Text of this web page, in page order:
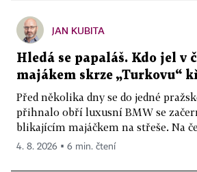
JAN KUBITA
Hledá se papaláš. Kdo jel v
majákem skrze „Turkovu“
Před několika dny se do jedné
přihnalo obří luxusní BMW se
blikajícím majáčkem na střeše. Na
4. 8. 2026 ▪ 6 min. čtení